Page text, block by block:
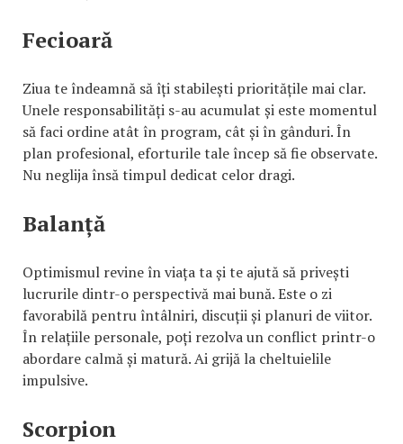
Fecioară
Ziua te îndeamnă să îți stabilești prioritățile mai clar.
Unele responsabilități s-au acumulat și este momentul
să faci ordine atât în program, cât și în gânduri. În
plan profesional, eforturile tale încep să fie observate.
Nu neglija însă timpul dedicat celor dragi.
Balanță
Optimismul revine în viața ta și te ajută să privești
lucrurile dintr-o perspectivă mai bună. Este o zi
favorabilă pentru întâlniri, discuții și planuri de viitor.
În relațiile personale, poți rezolva un conflict printr-o
abordare calmă și matură. Ai grijă la cheltuielile
impulsive.
Scorpion